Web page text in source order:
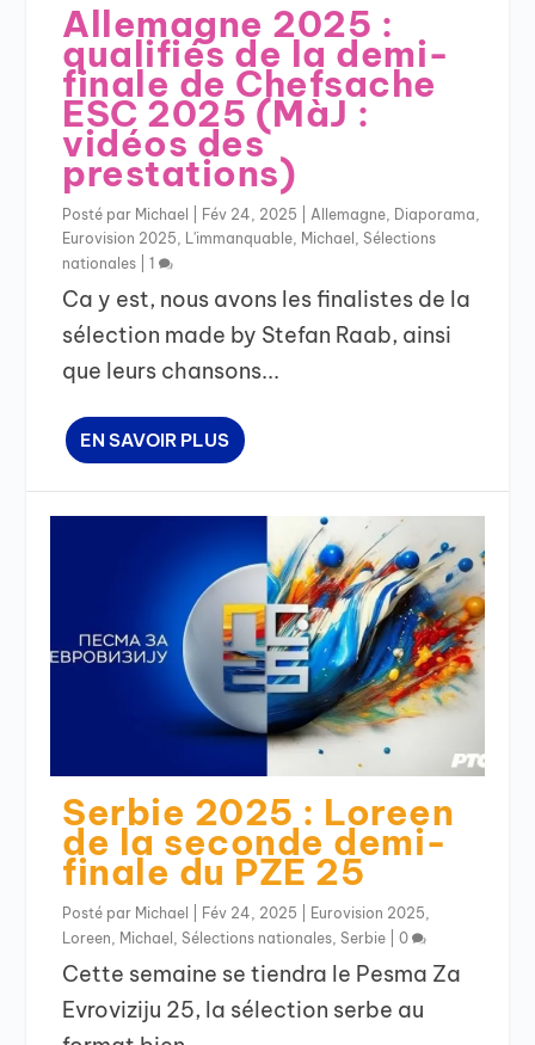
Allemagne 2025 :
qualifiés de la demi-
finale de Chefsache
ESC 2025 (MàJ :
vidéos des
prestations)
Posté par Michael Fév 24, 2025 |Allemagne, Diaporama,
Eurovision 2025, L'immanquable, Michael ,Sélections
nationales |1
Ca y est, nous avons les finalistes de la
sélection made by Stefan Raab, ainsi
que leurs chansons...
EN SAVOIR PLUS
Serbie 2025 : Loreen
de la seconde demi-
finale du PZE 25
Posté par Michael Fév 24, 2025 Eurovision 2025,
Loreen, Michael ,Sélections nationales,Serbie |0
Cette semaine se tiendra le Pesma Za
Evroviziju 25, la sélection serbe au